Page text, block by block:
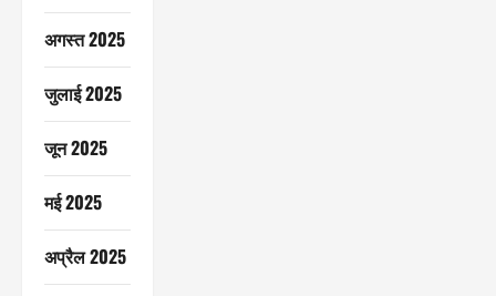
अगस्त 2025
जुलाई 2025
जून 2025
मई 2025
अप्रैल 2025